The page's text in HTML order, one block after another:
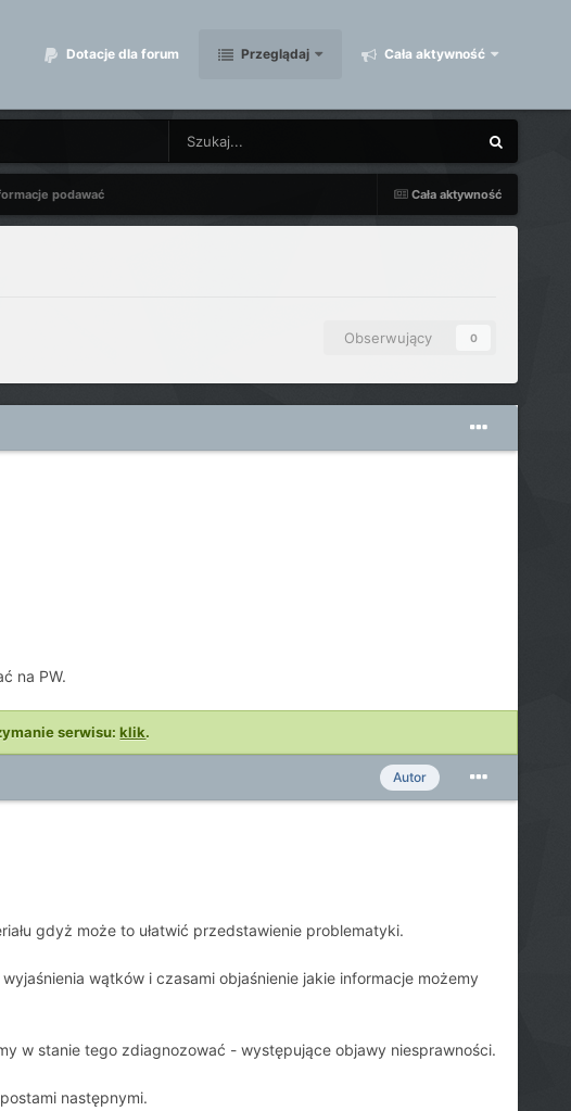
Dotacje dla forum Przeglądaj Cała aktywność
Cała aktywność
podawać
Obserwujący 0
na PW.
serwisu:klik.
Autor
gdyż może to ułatwić przedstawienie problematyki.
wątków i czasami objaśnienie jakie informacje możemy
w stanie tego zdiagnozować - występujące objawy niesprawności.
następnymi.